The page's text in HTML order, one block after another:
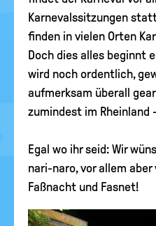
Karnevalssitzungen
finden in vielen Orten
Doch dies alles beginnt
wird noch ordentlich,
aufmerksam überall
zumindest im Rheinland
Egal wo ihr seid: Wir
nari-naro, vor allem aber
Faßnacht und Fasnet!